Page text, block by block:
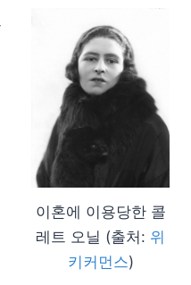
이혼에 이용당한 콜
레트 오닐 (출처: 위
키커먼스)